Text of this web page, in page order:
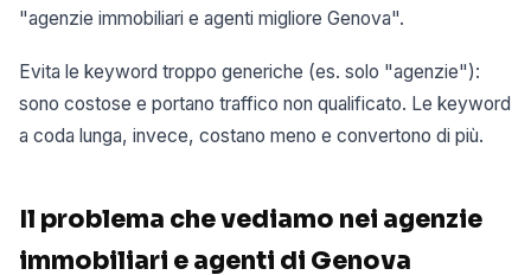
"agenzie immobiliari e agenti migliore Genova".
Evita le keyword troppo generiche (es. solo "agenzie"):
sono costose e portano traffico non qualificato. Le keyword
a coda lunga, invece, costano meno e convertono di più.
Il problema che vediamo nei agenzie
immobiliari e agenti di Genova